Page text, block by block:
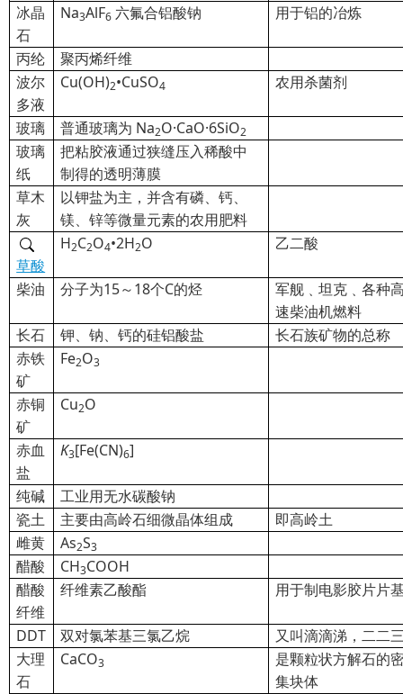
冰晶
石
Na3AlF6 六氟合铝酸钠 用于铝的冶炼
丙纶
聚丙烯纤维
波尔
多液
Cu(OH)2•CuSO4 农用杀菌剂
玻璃 普通玻璃为 Na2O·CaO·6SiO2
玻璃
纸
把粘胶液通过狭缝压入稀酸中
制得的透明薄膜
草木
灰
以钾盐为主，并含有磷、钙、
镁、锌等微量元素的农用肥料
草酸
H2C2O4•2H2O 乙二酸
柴油 分子为15～18个C的烃
军舰﹑坦克﹑各种
速柴油机燃料
长石
钾、钠、钙的硅铝酸盐
长石族矿物的总称
赤铁
矿
Fe2O3
赤铜
矿
Cu2O
赤血
盐
K3[Fe(CN)6]
纯碱
工业用无水碳酸钠
瓷土
主要由高岭石细微晶体组成
即高岭土
雌黄
As2S3
醋酸 CH3COOH
醋酸
纤维
纤维素乙酸酯 用于制电影胶片片
DDT 双对氯苯基三氯乙烷
又叫滴滴涕，二二
大理
石
CaCO3
是颗粒状方解石的
集块体